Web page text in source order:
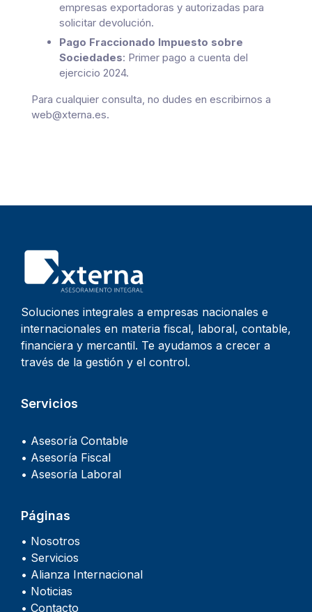
empresas exportadoras y autorizadas para
solicitar devolución.
Pago Fraccionado Impuesto sobre
Sociedades: Primer pago a cuenta del
ejercicio 2024.
Para cualquier consulta, no dudes en escribirnos a
web@xterna.es.
Soluciones integrales a empresas nacionales e
internacionales en materia fiscal, laboral, contable,
financiera y mercantil. Te ayudamos a crecer a
través de la gestión y el control.
Servicios
• Asesoría Contable
• Asesoría Fiscal
• Asesoría Laboral
Páginas
• Nosotros
• Servicios
• Alianza Internacional
• Noticias
• Contacto